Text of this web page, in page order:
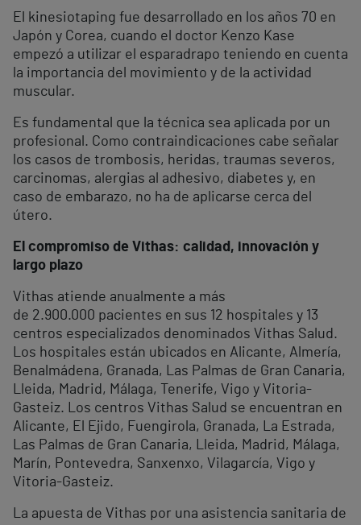
El kinesiotaping fue desarrollado en los años 70 en
Japón y Corea, cuando el doctor Kenzo Kase
empezó a utilizar el esparadrapo teniendo en cuenta
la importancia del movimiento y de la actividad
muscular.
Es fundamental que la técnica sea aplicada por un
profesional. Como contraindicaciones cabe señalar
los casos de trombosis, heridas, traumas severos,
carcinomas, alergias al adhesivo, diabetes y, en
caso de embarazo, no ha de aplicarse cerca del
útero.
El compromiso de Vithas: calidad, innovación y
largo plazo
Vithas atiende anualmente a más
de 2.900.000 pacientes en sus 12 hospitales y 13
centros especializados denominados Vithas Salud.
Los hospitales están ubicados en Alicante, Almería,
Benalmádena, Granada, Las Palmas de Gran Canaria,
Lleida, Madrid, Málaga, Tenerife, Vigo y Vitoria-
Gasteiz. Los centros Vithas Salud se encuentran en
Alicante, El Ejido, Fuengirola, Granada, La Estrada,
Las Palmas de Gran Canaria, Lleida, Madrid, Málaga,
Marín, Pontevedra, Sanxenxo, Vilagarcía, Vigo y
Vitoria-Gasteiz.
La apuesta de Vithas por una asistencia sanitaria de